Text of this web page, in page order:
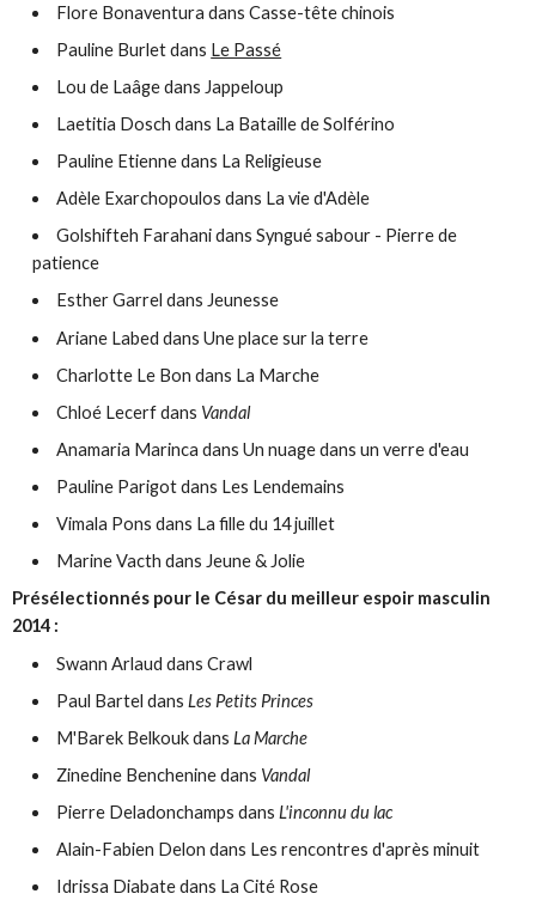
Flore Bonaventura dans Casse-tête chinois
Pauline Burlet dans Le Passé
Lou de Laâge dans Jappeloup
Laetitia Dosch dans La Bataille de Solférino
Pauline Etienne dans La Religieuse
Adèle Exarchopoulos dans La vie d'Adèle
Golshifteh Farahani dans Syngué sabour - Pierre de
patience
Esther Garrel dans Jeunesse
Ariane Labed dans Une place sur la terre
Charlotte Le Bon dans La Marche
Chloé Lecerf dans Vandal
Anamaria Marinca dans Un nuage dans un verre d'eau
Pauline Parigot dans Les Lendemains
Vimala Pons dans La fille du 14 juillet
Marine Vacth dans Jeune & Jolie
Présélectionnés pour le César du meilleur espoir masculin
2014 :
Swann Arlaud dans Crawl
Paul Bartel dansLes Petits Princes
M'Barek Belkouk dansLa Marche
Zinedine Benchenine dans Vandal
Pierre Deladonchamps dansL'inconnu du lac
Alain-Fabien Delon dans Les rencontres d'après minuit
Idrissa Diabate dans La Cité Rose